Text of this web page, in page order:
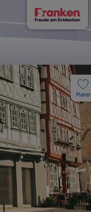
Planer